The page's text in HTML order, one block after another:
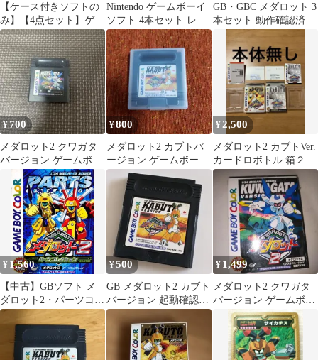
【ケース付きソフトの
み】【4点セット】ゲー
ムボーイ メダロット カ
ブトバージョン ゲーム
ボーイカラー メダロッ
ト2 クワガタバージョ
ン メダロット2 パーツ
コレクション メダロッ
ト3 クワガタバージョ
ン GB GBC
Nintendo ゲームボーイ
ソフト 4本セット レト
ロゲーム 年代物
GB・GBC メダロット 3
本セット 動作確認済
¥700
メダロット2 クワガタ
バージョン ゲームボー
イカラー
¥800
メダロット2 カブトバ
ージョン ゲームボーイ
カラー
¥ 2,500
メダロット2 カブトVer.
カードロボトル 箱２ケ
ース 本体無し
¥ 1,560
【中古】GBソフト メ
ダロット2・パーツコレ
クション
¥500
GB メダロット2 カブト
バージョン 起動確認済
み ゲームボーイ
KABUTO
¥ 1,499
メダロット2 クワガタ
バージョン ゲームボー
イソフト